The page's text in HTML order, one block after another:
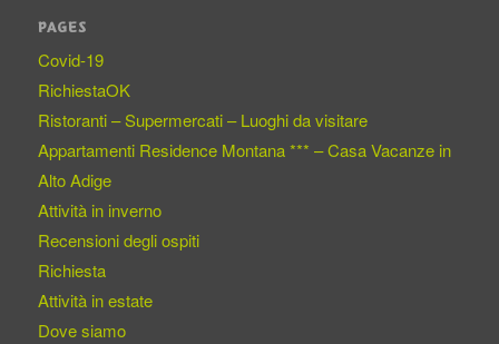
PAGES
Covid-19
RichiestaOK
Ristoranti – Supermercati – Luoghi da visitare
Appartamenti Residence Montana *** – Casa Vacanze in
Alto Adige
Attività in inverno
Recensioni degli ospiti
Richiesta
Attività in estate
Dove siamo